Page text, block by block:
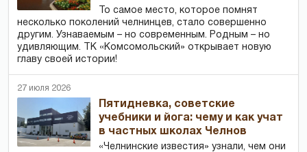
То самое место, которое помнят
несколько поколений челнинцев, стало совершенно
другим. Узнаваемым – но современным. Родным – но
удивляющим. ТК «Комсомольский» открывает новую
главу своей истории!
27 июля 2026
Пятидневка, советские
учебники и йога: чему и как учат
в частных школах Челнов
«Челнинские известия» узнали, чем они